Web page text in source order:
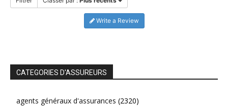
Write a Review
CATEGORIES D'ASSUREURS
agents généraux d'assurances (2320)